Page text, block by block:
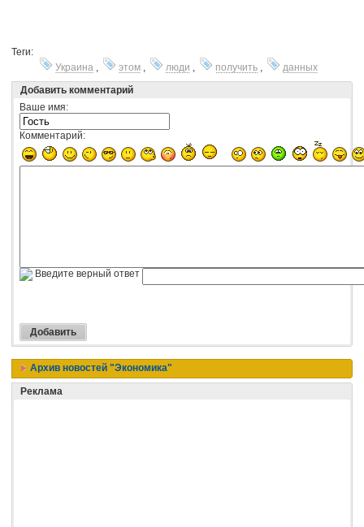
Теги:
Украина , этом , люди , получить ,
данных
Добавить комментарий
Ваше имя:
Комментарий:
Введите верный ответ
Архив новостей "Экономика"
Реклама